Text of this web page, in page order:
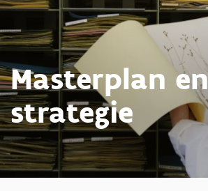
Masterplan en
strategie